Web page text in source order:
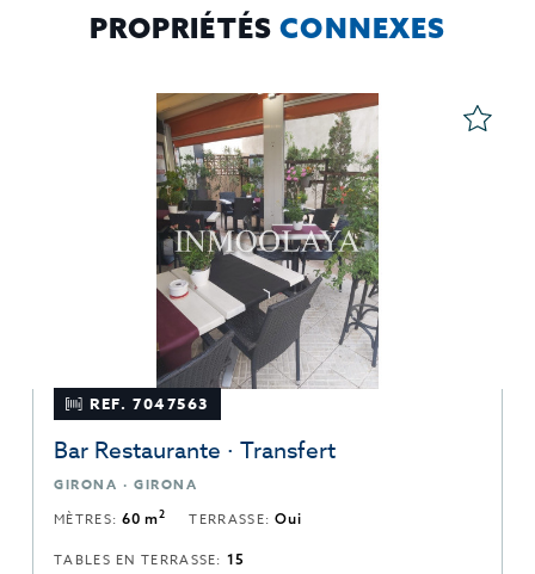
PROPRIÉTÉS CONNEXES
REF. 7047563
Bar Restaurante · Transfert
GIRONA · GIRONA
MÈTRES:60 m2 TERRASSE:Oui
TABLES EN TERRASSE: 15